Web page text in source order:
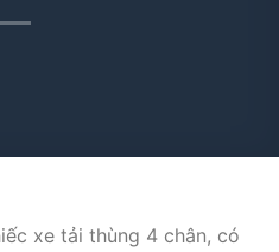
xe tải thùng 4 chân, có